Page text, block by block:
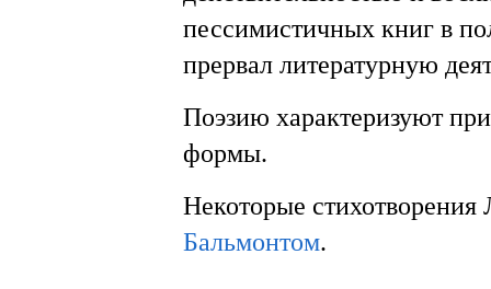
пессимистичных книг в
прервал литературную
Поэзию характеризуют
формы.
Некоторые
Бальмонтом.